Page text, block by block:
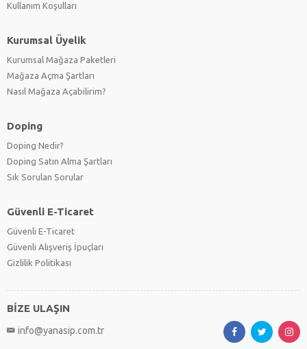
Kullanım Koşulları
Kurumsal Üyelik
Kurumsal Mağaza Paketleri
Mağaza Açma Şartları
Nasıl Mağaza Açabilirim?
Doping
Doping Nedir?
Doping Satın Alma Şartları
Sık Sorulan Sorular
Güvenli E-Ticaret
Güvenli E-Ticaret
Güvenli Alışveriş İpuçları
Gizlilik Politikası
BİZE ULAŞIN
info@yanasip.com.tr